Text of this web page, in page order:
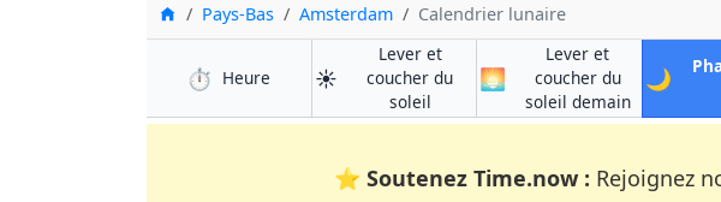
Accueil
Pays-Bas Amsterdam Calendrier lunaire
⏱️ Heure à Amsterdam
☀️
Lever et
coucher du
soleilà Amsterdam
🌅
Lever et
coucher du
soleil demainà
🌙
⭐ Soutenez Time.now : Rejoignez